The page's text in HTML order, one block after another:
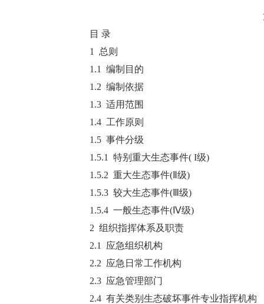
目 录
1 总则
1.1 编制目的
1.2 编制依据
1.3 适用范围
1.4 工作原则
1.5 事件分级
1.5.1 特别重大生态事件( I级)
1.5.2 重大生态事件(Ⅱ级)
1.5.3 较大生态事件(Ⅲ级)
1.5.4 一般生态事件(Ⅳ级)
2 组织指挥体系及职责
2.1 应急组织机构
2.2 应急日常工作机构
2.3 应急管理部门
2.4 有关类别生态破坏事件专业指挥机构